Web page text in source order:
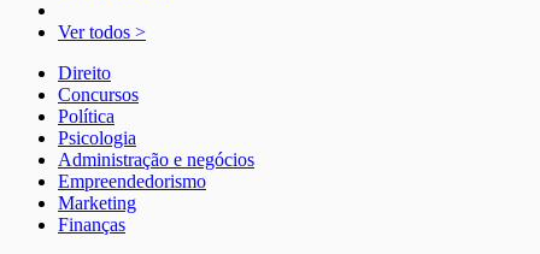
Ver todos >
Direito
Concursos
Política
Psicologia
Administração e negócios
Empreendedorismo
Marketing
Finanças